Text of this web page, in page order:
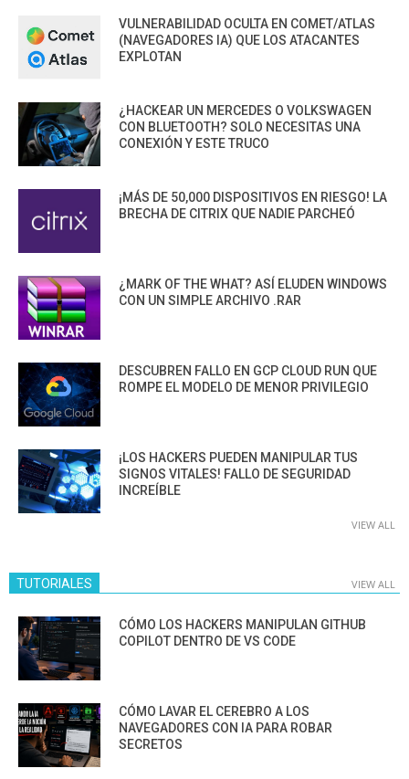
VULNERABILIDAD OCULTA EN COMET/ATLAS
(NAVEGADORES IA) QUE LOS ATACANTES
EXPLOTAN
¿HACKEAR UN MERCEDES O VOLKSWAGEN
CON BLUETOOTH? SOLO NECESITAS UNA
CONEXIÓN Y ESTE TRUCO
¡MÁS DE 50,000 DISPOSITIVOS EN RIESGO! LA
BRECHA DE CITRIX QUE NADIE PARCHEÓ
¿MARK OF THE WHAT? ASÍ ELUDEN WINDOWS
CON UN SIMPLE ARCHIVO .RAR
DESCUBREN FALLO EN GCP CLOUD RUN QUE
ROMPE EL MODELO DE MENOR PRIVILEGIO
¡LOS HACKERS PUEDEN MANIPULAR TUS
SIGNOS VITALES! FALLO DE SEGURIDAD
INCREÍBLE
VIEW ALL
TUTORIALES VIEW ALL
CÓMO LOS HACKERS MANIPULAN GITHUB
COPILOT DENTRO DE VS CODE
CÓMO LAVAR EL CEREBRO A LOS
NAVEGADORES CON IA PARA ROBAR
SECRETOS